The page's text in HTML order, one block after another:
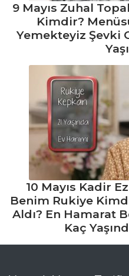
9 Mayıs Zuhal
Kimdir?
Yemekteyiz Şevki
10 Mayıs Kadir
Benim Rukiye
Aldı? En Hamarat
Kaç